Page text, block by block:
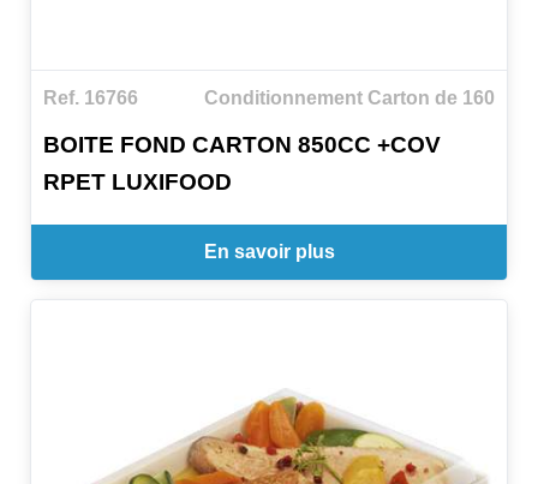
Ref. 16766 Conditionnement Carton de 160
BOITE FOND CARTON 850CC +COV
RPET LUXIFOOD
En savoir plus